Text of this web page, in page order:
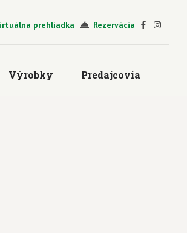
prehliadka Rezervácia
Výrobky Predajcovia